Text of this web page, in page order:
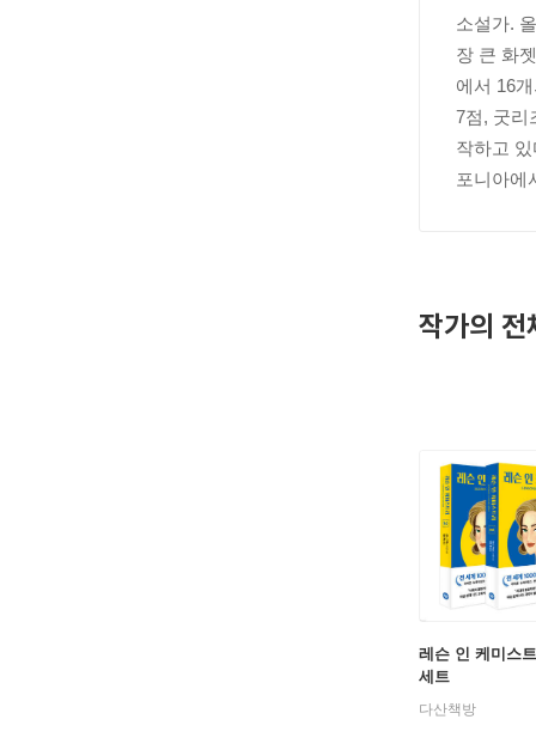
소설가.
장 큰 화
에서 16
7점, 굿리
작하고
포니아에
작가의 전
레슨 인 케미스
세트
다산책방